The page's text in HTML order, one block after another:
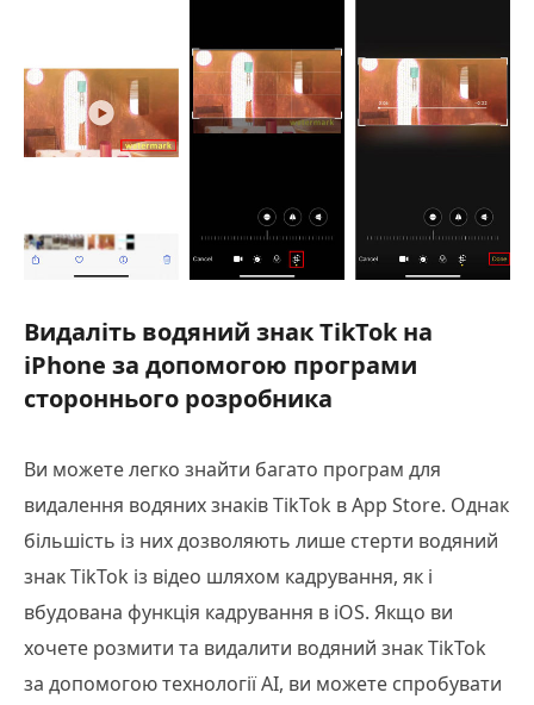
Видаліть водяний знак TikTok на
iPhone за допомогою програми
стороннього розробника
Ви можете легко знайти багато програм для
видалення водяних знаків TikTok в App Store. Однак
більшість із них дозволяють лише стерти водяний
знак TikTok із відео шляхом кадрування, як і
вбудована функція кадрування в iOS. Якщо ви
хочете розмити та видалити водяний знак TikTok
за допомогою технології AI, ви можете спробувати